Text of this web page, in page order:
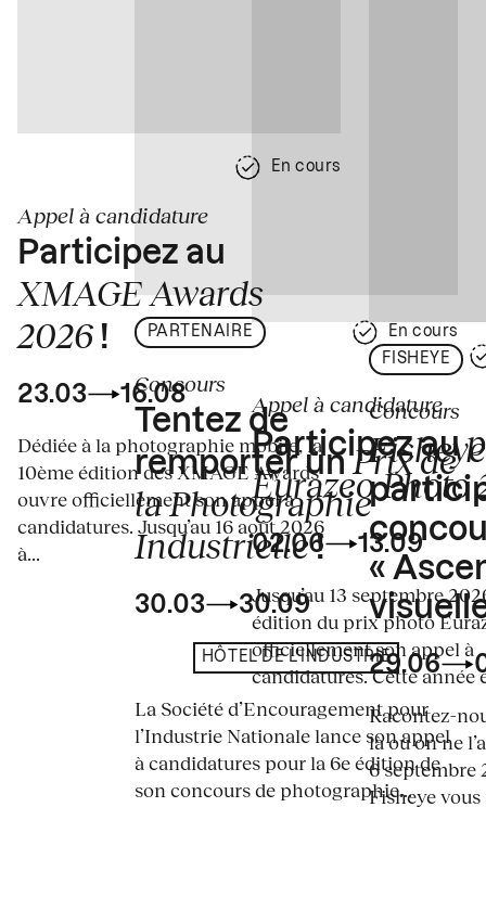
En cours
Appel à candidature
Participez au
XMAGE Awards
2026 !
23.03 16.08
Dédiée à la photographie mobile, la
10ème édition des XMAGE Awards
ouvre officiellement son appel à
candidatures. Jusqu’au 16 août 2026
à...
PARTENAIRE En cours
Concours
Tentez de
remporter unPrix de
la Photographie
Industrielle!
30.03 30.09
HÔTEL DE L'INDUSTRIE
La Société d’Encouragement pour
l’Industrie Nationale lance son appel
à candidatures pour la 6e édition de
son concours de photographie...
Appel à candidature
Participez au
Eurazeo Photo
02.06 13.09
Jusqu’au 13 septembre
édition du prix photo
officiellement son appel à
candidatures. Cette année
FISHEYE
Concours
Fisheye
«
29.06
Racontez-
là où on ne
6 septembre
Fisheye